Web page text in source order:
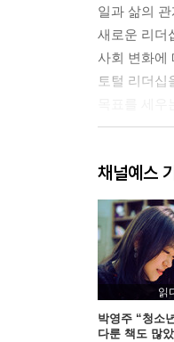
일과 삶의
새로운 리더
사회 변화에
토털 리더십
마틴 루터 킹
네 개의 키
절대 포기할
멈춰야 제대
세 번째 강
나만의 영역
인생을 설명
채널예스
읽
박영주 “청소
다룬 책도 많